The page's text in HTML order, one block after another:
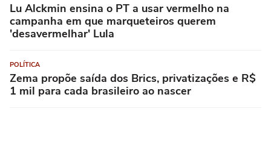
Lu Alckmin ensina o PT a usar vermelho na
campanha em que marqueteiros querem
'desavermelhar' Lula
POLÍTICA
Zema propõe saída dos Brics, privatizações e R$
1 mil para cada brasileiro ao nascer